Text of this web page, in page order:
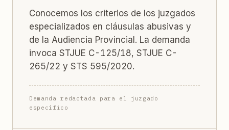
Conocemos los criterios de los juzgados
especializados en cláusulas abusivas y
de la Audiencia Provincial. La demanda
invoca STJUE C-125/18, STJUE C-
265/22 y STS 595/2020.
Demanda redactada para el juzgado
específico